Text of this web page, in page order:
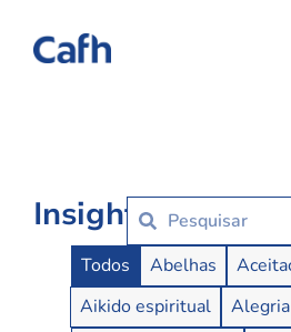
Insights
Insights Buttons
Todos Abelhas
Aikido espiritual
Alegria